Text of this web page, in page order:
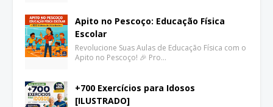
Apito no Pescoço: Educação Física
Escolar
Revolucione Suas Aulas de Educação Física com o
Apito no Pescoço! 🎉 Pro…
+700 Exercícios para Idosos
[ILUSTRADO]